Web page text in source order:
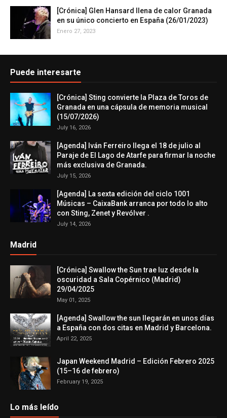
[Crónica] Glen Hansard llena de calor Granada
en su único concierto en España (26/01/2023)
Enero 27, 2023
Puede interesarte
[Crónica] Sting convierte la Plaza de Toros de
Granada en una cápsula de memoria musical
(15/07/2026)
July 16, 2026
[Agenda] Iván Ferreiro llega el 18 de julio al
Paraje de El Lago de Atarfe para firmar la noche
más exclusiva de Granada.
July 15, 2026
[Agenda] La sexta edición del ciclo 1001
Músicas – CaixaBank arranca por todo lo alto
con Sting, Zenet y Revólver .
July 14, 2026
Madrid
[Crónica] Swallow the Sun trae luz desde la
oscuridad a Sala Copérnico (Madrid)
29/04/2025
May 01, 2025
[Agenda] Swallow the sun llegarán en unos días
a España con dos citas en Madrid y Barcelona.
April 22, 2025
Japan Weekend Madrid – Edición Febrero 2025
(15–16 de febrero)
February 19, 2025
Lo más leído